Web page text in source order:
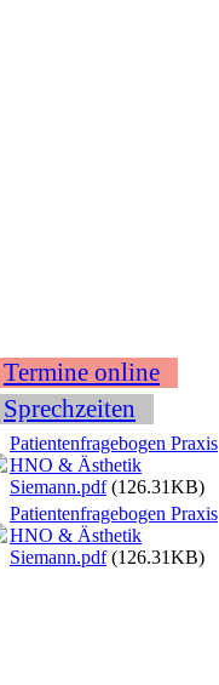
Termine online
Sprechzeiten
Patientenfragebogen Praxis
HNO & Ästhetik
Siemann.pdf(126.31KB)
Patientenfragebogen Praxis
HNO & Ästhetik
Siemann.pdf(126.31KB)